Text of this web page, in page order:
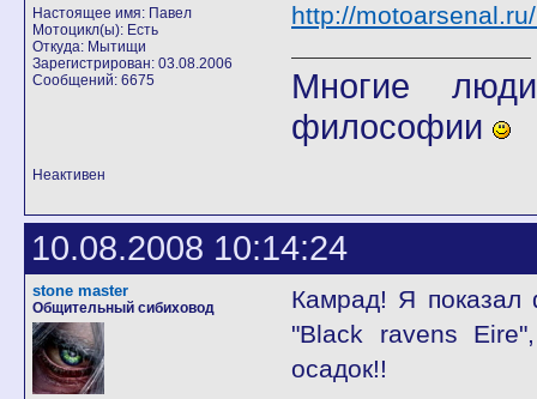
Настоящее имя: Павел
Мотоцикл(ы): Есть
Откуда: Мытищи
Зарегистрирован: 03.08.2006
Сообщений: 6675
http://
Многие
философии
Неактивен
10.08.2008 10:14:24
stone master
Общительный сибиховод
Камрад! Я показал
"Black ravens
осадок!!